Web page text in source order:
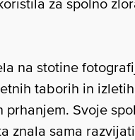
za spolno
na stotine
taborih in
prhanjem. Svoje
znala sama